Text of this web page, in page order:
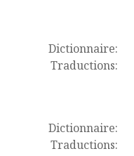
Dictionnaire:
Traductions:
Dictionnaire:
Traductions: